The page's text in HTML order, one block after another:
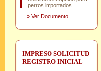
perros importados.
» Ver Documento
IMPRESO SOLICITUD
REGISTRO INICIAL